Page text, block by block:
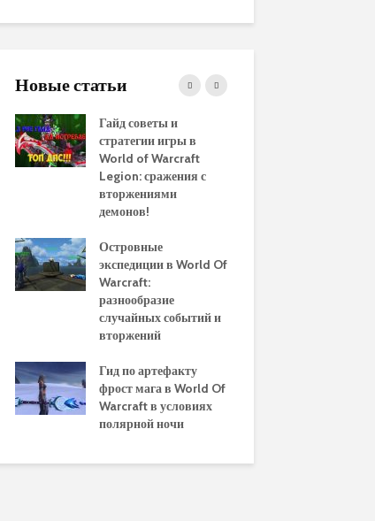
Новые статьи
Гайд советы и
стратегии игры в
World of Warcraft
Legion: сражения с
вторжениями
демонов!
Островные
экспедиции в World Of
Warcraft:
разнообразие
случайных событий и
вторжений
Гид по артефакту
фрост мага в World Of
Warcraft в условиях
полярной ночи